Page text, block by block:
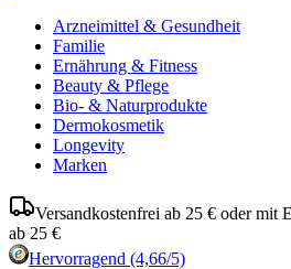
Arzneimittel & Gesundheit
Familie
Ernährung & Fitness
Beauty & Pflege
Bio- & Naturprodukte
Dermokosmetik
Longevity
Marken
Versandkostenfrei ab 25 € oder mit
ab 25 €
Hervorragend (4,66/5)